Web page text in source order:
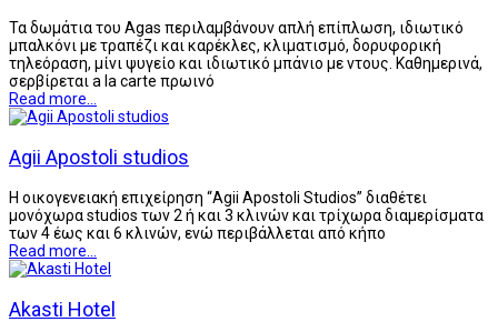
Τα δωμάτια του Agas περιλαμβάνουν απλή επίπλωση, ιδιωτικό
μπαλκόνι με τραπέζι και καρέκλες, κλιματισμό, δορυφορική
τηλεόραση, μίνι ψυγείο και ιδιωτικό μπάνιο με ντους. Καθημερινά,
σερβίρεται a la carte πρωινό
Read more...
Agii Apostoli studios
Η οικογενειακή επιχείρηση “Agii Apostoli Studios” διαθέτει
μονόχωρα studios των 2 ή και 3 κλινών και τρίχωρα διαμερίσματα
των 4 έως και 6 κλινών, ενώ περιβάλλεται από κήπο
Read more...
Akasti Hotel